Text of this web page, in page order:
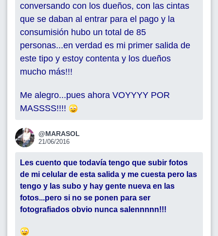
conversando con los dueños, con las cintas
que se daban al entrar para el pago y la
consumisión hubo un total de 85
personas...en verdad es mi primer salida de
este tipo y estoy contenta y los dueños
mucho más!!!
Me alegro...pues ahora VOYYYY POR
MASSSS!!!!
@MARASOL
21/06/2016
Les cuento que todavía tengo que subir fotos
de mi celular de esta salida y me cuesta pero las
tengo y las subo y hay gente nueva en las
fotos...pero si no se ponen para ser
fotografiados obvio nunca salennnnn!!!